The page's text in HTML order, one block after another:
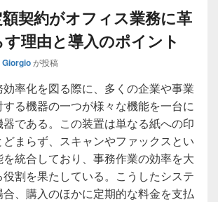
契約がオフィス業務に革
理由と導入のポイント
Giorgioが投稿
率化を図る際に、多くの企業や事業
る機器の一つが様々な機能を一台に
である。 この装置は単なる紙への印
まらず、スキャンやファックスとい
統合しており、事務作業の効率を大
割を果たしている。こうしたシステ
、購入のほかに定期的な料金を支払